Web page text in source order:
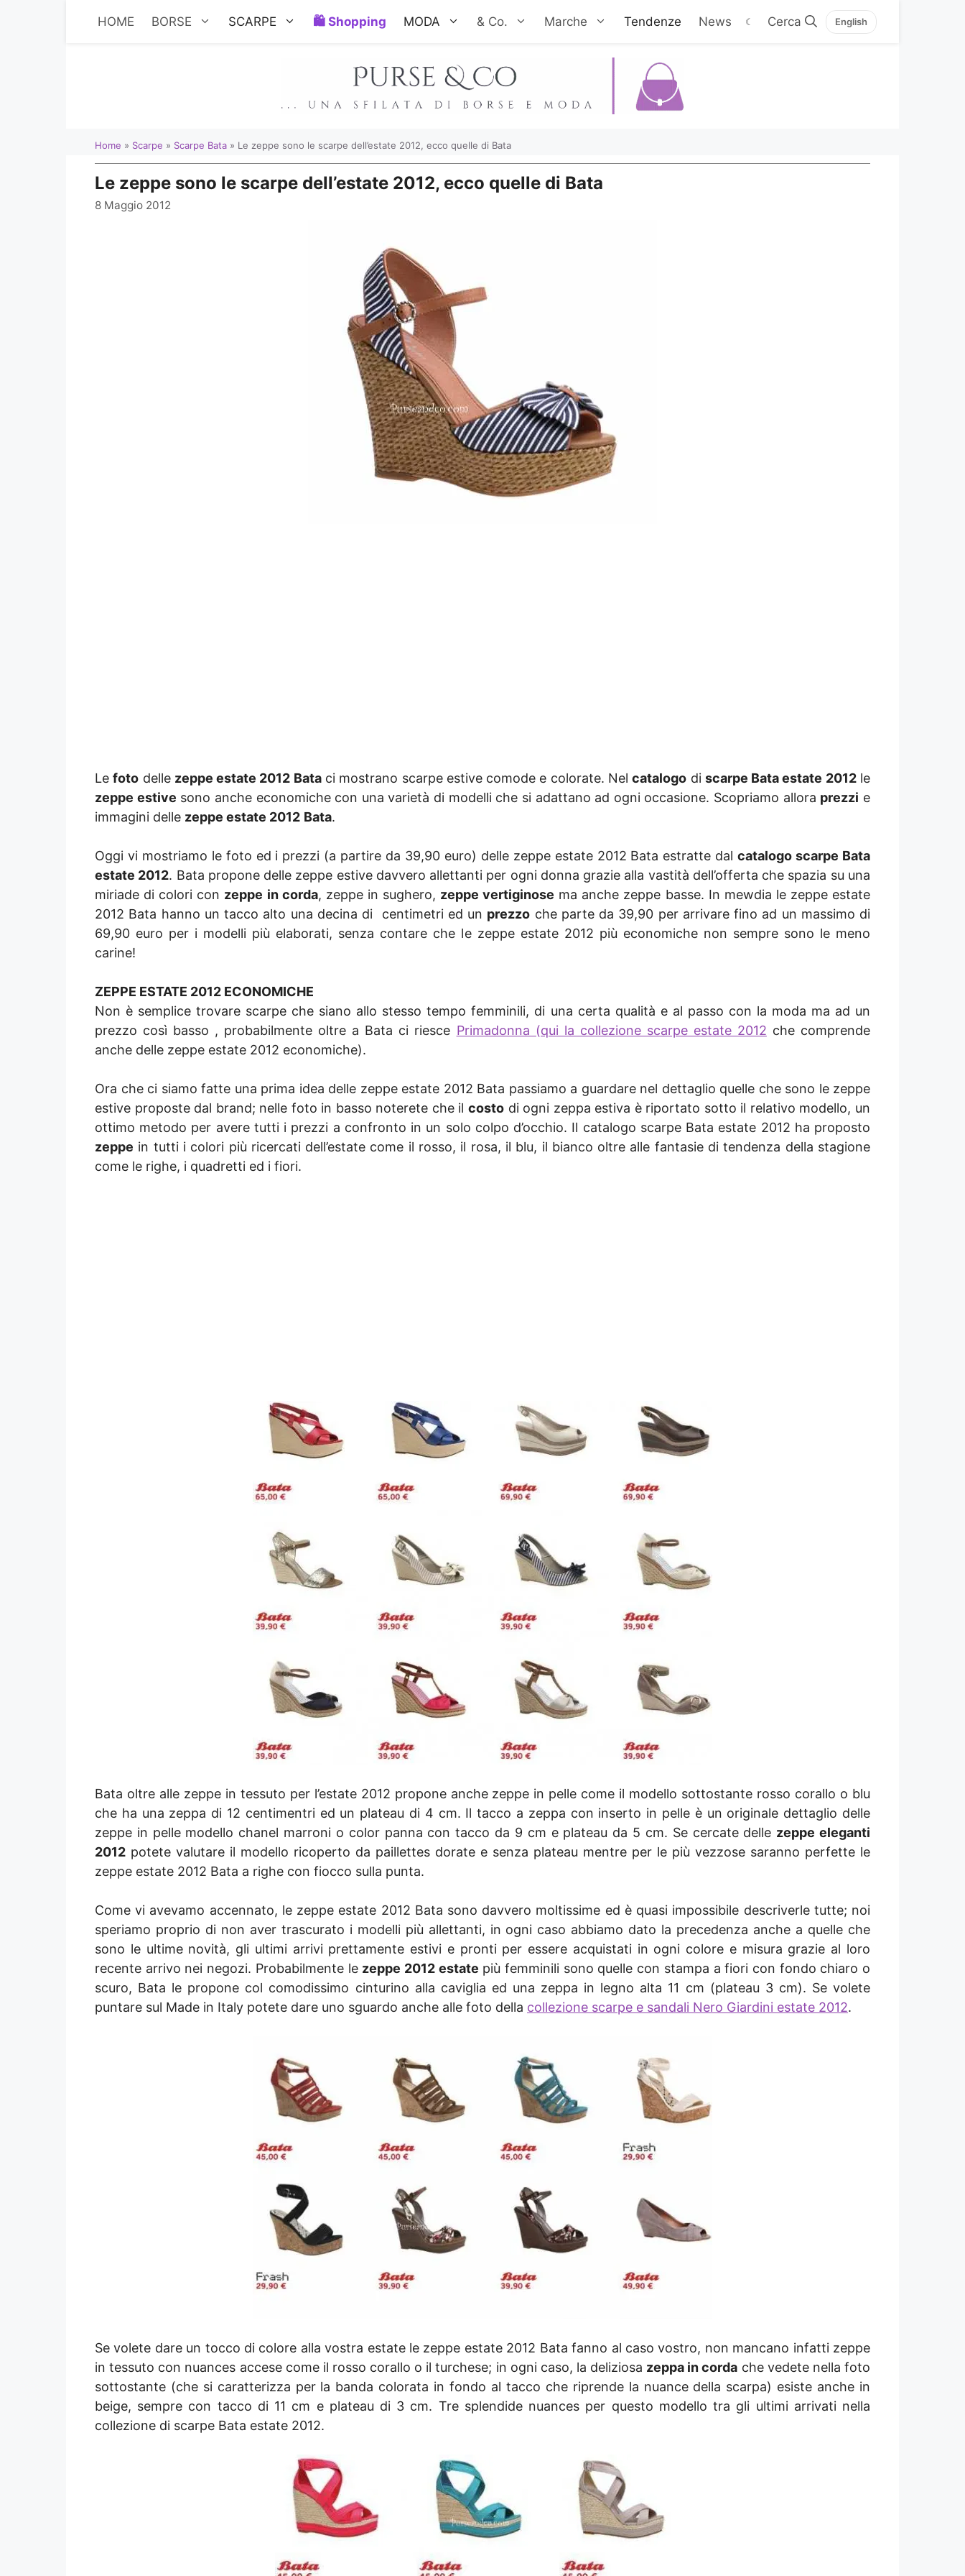
HOME BORSE SCARPE Shopping MODA & Co. Marche Tendenze News ☾ English
Home » Scarpe » Scarpe Bata » Le zeppe sono le scarpe dell’estate 2012, ecco quelle di Bata
Le zeppe sono le scarpe dell’estate 2012, ecco quelle di Bata
8 Maggio 2012
Lefoto delle zeppe estate 2012 Bataci mostrano scarpe estive comode e colorate. Nelcatalogo di scarpe Bata estate 2012le
zeppe estive sono anche economiche con una varietà di modelli che si adattano ad ogni occasione. Scopriamo allora prezzi e
immagini delle zeppe estate 2012 Bata.
Oggi vi mostriamo le foto ed i prezzi (a partire da 39,90 euro) delle zeppe estate 2012 Bata estratte dalcatalogo scarpe Bata
estate 2012. Bata propone delle zeppe estive davvero allettanti per ogni donna grazie alla vastità dell’offerta che spazia su una
miriade di colori con zeppe in corda, zeppe in sughero, zeppe vertiginose ma anche zeppe basse. In mewdia le zeppe estate
2012 Bata hanno un tacco alto una decina di centimetri ed un prezzo che parte da 39,90 per arrivare fino ad un massimo di
69,90 euro per i modelli più elaborati, senza contare che le zeppe estate 2012 più economiche non sempre sono le meno
carine!
ZEPPE ESTATE 2012 ECONOMICHE
Non è semplice trovare scarpe che siano allo stesso tempo femminili, di una certa qualità e al passo con la moda ma ad un
prezzo così basso , probabilmente oltre a Bata ci riesce Primadonna (qui la collezione scarpe estate 2012 che comprende
anche delle zeppe estate 2012 economiche).
Ora che ci siamo fatte una prima idea delle zeppe estate 2012 Bata passiamo a guardare nel dettaglio quelle che sono le zeppe
estive proposte dal brand; nelle foto in basso noterete che il costo di ogni zeppa estiva è riportato sotto il relativo modello, un
ottimo metodo per avere tutti i prezzi a confronto in un solo colpo d’occhio. Il catalogo scarpe Bata estate 2012 ha proposto
zeppe in tutti i colori più ricercati dell’estate come il rosso, il rosa, il blu, il bianco oltre alle fantasie di tendenza della stagione
come le righe, i quadretti ed i fiori.
Bata oltre alle zeppe in tessuto per l’estate 2012 propone anche zeppe in pelle come il modello sottostante rosso corallo o blu
che ha una zeppa di 12 centimentri ed un plateau di 4 cm. Il tacco a zeppa con inserto in pelle è un originale dettaglio delle
zeppe in pelle modello chanel marroni o color panna con tacco da 9 cm e plateau da 5 cm. Se cercate delle zeppe eleganti
2012 potete valutare il modello ricoperto da paillettes dorate e senza plateau mentre per le più vezzose saranno perfette le
zeppe estate 2012 Bata a righe con fiocco sulla punta.
Come vi avevamo accennato, le zeppe estate 2012 Bata sono davvero moltissime ed è quasi impossibile descriverle tutte; noi
speriamo proprio di non aver trascurato i modelli più allettanti, in ogni caso abbiamo dato la precedenza anche a quelle che
sono le ultime novità, gli ultimi arrivi prettamente estivi e pronti per essere acquistati in ogni colore e misura grazie al loro
recente arrivo nei negozi. Probabilmente le zeppe 2012 estate più femminili sono quelle con stampa a fiori con fondo chiaro o
scuro, Bata le propone col comodissimo cinturino alla caviglia ed una zeppa in legno alta 11 cm (plateau 3 cm). Se volete
puntare sul Made in Italy potete dare uno sguardo anche alle foto della collezione scarpe e sandali Nero Giardini estate 2012.
Se volete dare un tocco di colore alla vostra estate le zeppe estate 2012 Bata fanno al caso vostro, non mancano infatti zeppe
in tessuto con nuances accese come il rosso corallo o il turchese; in ogni caso, la deliziosa zeppa in corda che vedete nella foto
sottostante (che si caratterizza per la banda colorata in fondo al tacco che riprende la nuance della scarpa) esiste anche in
beige, sempre con tacco di 11 cm e plateau di 3 cm. Tre splendide nuances per questo modello tra gli ultimi arrivati nella
collezione di scarpe Bata estate 2012.